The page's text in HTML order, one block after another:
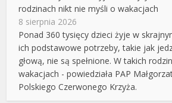
rodzinach nikt nie myśli o wakacjach
8 sierpnia 2026
Ponad 360 tysięcy dzieci żyje w
ich podstawowe potrzeby, takie jak
głową, nie są spełnione. W takich
wakacjach - powiedziała PAP
Polskiego Czerwonego Krzyża.